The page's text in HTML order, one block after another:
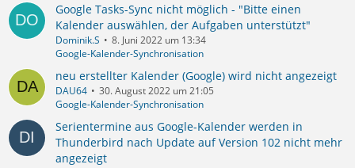
Google Tasks-Sync nicht möglich - "Bitte einen
Kalender auswählen, der Aufgaben unterstützt"
Dominik.S
8. Juni 2022 um 13:34
Google-Kalender-Synchronisation
neu erstellter Kalender (Google) wird nicht angezeigt
DAU64
30. August 2022 um 21:05
Google-Kalender-Synchronisation
Serientermine aus Google-Kalender werden in
Thunderbird nach Update auf Version 102 nicht mehr
angezeigt